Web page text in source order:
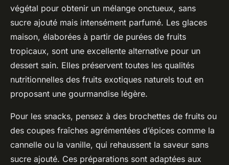
végétal pour obtenir un mélange onctueux, sans
sucre ajouté mais intensément parfumé. Les glaces
maison, élaborées à partir de purées de fruits
tropicaux, sont une excellente alternative pour un
dessert sain. Elles préservent toutes les qualités
nutritionnelles des fruits exotiques naturels tout en
proposant une gourmandise légère.
Pour les snacks, pensez à des brochettes de fruits ou
des coupes fraîches agrémentées d’épices comme la
cannelle ou la vanille, qui rehaussent la saveur sans
sucre ajouté. Ces préparations sont adaptées aux